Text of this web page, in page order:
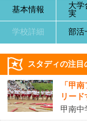
基本情報
大学
実
学校詳細 部活
スタディの注目
「甲
リー
甲南中